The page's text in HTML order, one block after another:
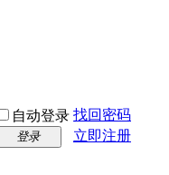
自动登录 找回密码
登录
立即注册